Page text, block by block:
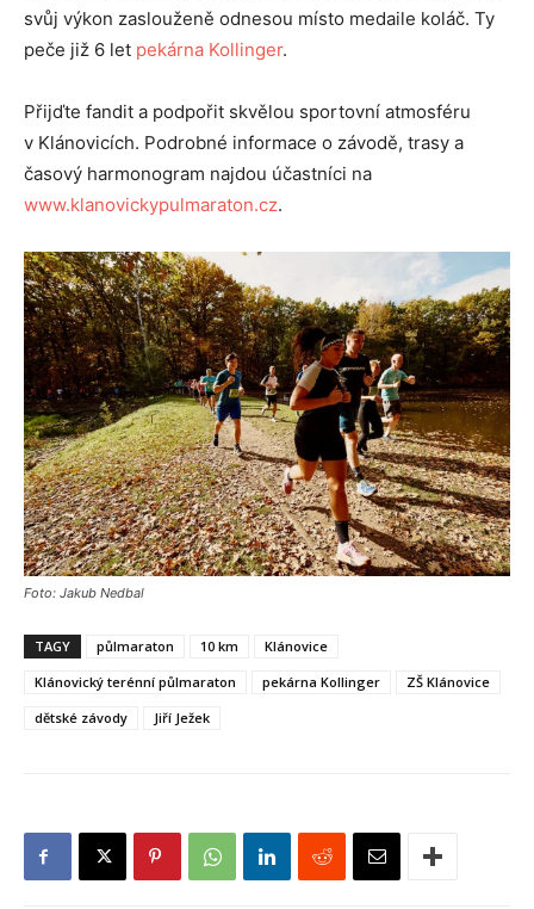
svůj výkon zaslouženě odnesou místo medaile koláč. Ty
peče již 6 let pekárna Kollinger.
Přijďte fandit a podpořit skvělou sportovní atmosféru
v Klánovicích. Podrobné informace o závodě, trasy a
časový harmonogram najdou účastníci na
www.klanovickypulmaraton.cz.
Foto: Jakub Nedbal
TAGY půlmaraton 10 km
Klánovice
Klánovický terénní půlmaraton
pekárna Kollinger
ZŠ Klánovice
dětské závody
Jiří Ježek